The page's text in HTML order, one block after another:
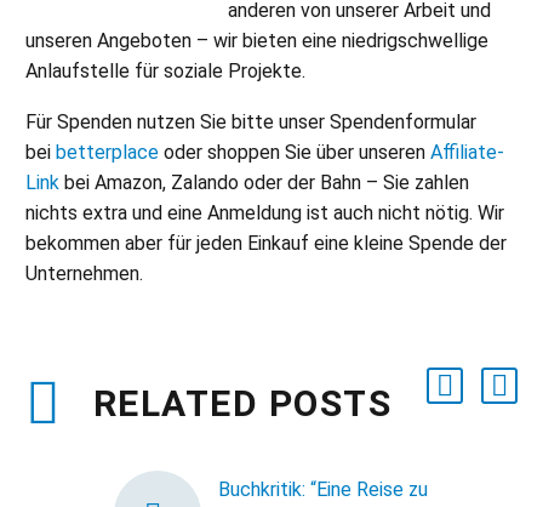
anderen von unserer Arbeit und
unseren Angeboten – wir bieten eine niedrigschwellige
Anlaufstelle für soziale Projekte.
Für Spenden nutzen Sie bitte unser Spendenformular
bei betterplace oder shoppen Sie über unseren Affiliate-
Link bei Amazon, Zalando oder der Bahn – Sie zahlen
nichts extra und eine Anmeldung ist auch nicht nötig. Wir
bekommen aber für jeden Einkauf eine kleine Spende der
Unternehmen.
RELATED POSTS
Buchkritik: “Eine Reise zu